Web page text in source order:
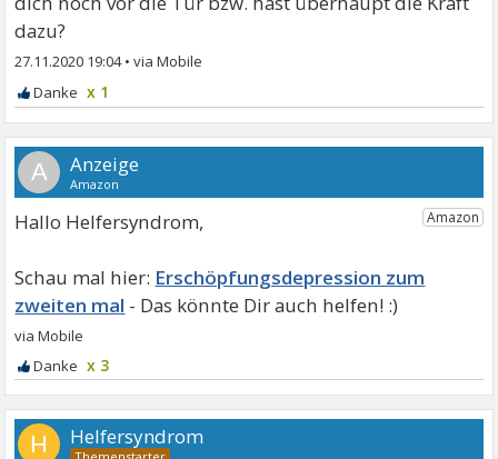
dazu?
27.11.2020 19:04•
x 1
A
Hallo Helfersyndrom,
Erschöpfungsdepression zum
zweiten mal
x 3
H Helfersyndrom